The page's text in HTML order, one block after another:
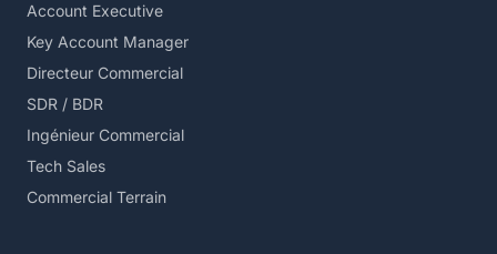
Account Executive
Key Account Manager
Directeur Commercial
SDR / BDR
Ingénieur Commercial
Tech Sales
Commercial Terrain